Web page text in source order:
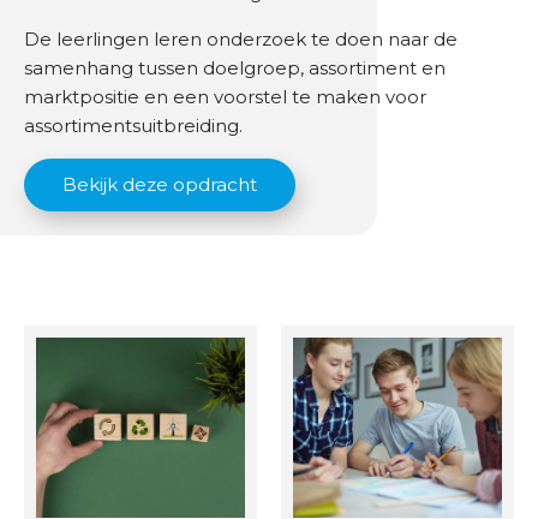
De leerlingen leren onderzoek te doen naar de
samenhang tussen doelgroep, assortiment en
marktpositie en een voorstel te maken voor
assortimentsuitbreiding.
Bekijk deze opdracht